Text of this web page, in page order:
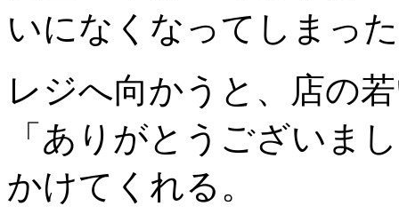
いになくなってしまっ
レジへ向かうと、店の
「ありがとうございま
かけてくれる。